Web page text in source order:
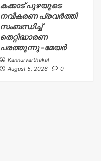
കക്കാട് പുഴയുടെ
നവീകരണ പ്രവർത്തി
സംബന്ധിച്ച്
തെറ്റിദ്ധാരണ
പരത്തുന്നു -മേയർ
Kannurvarthakal
August 5, 2026
0